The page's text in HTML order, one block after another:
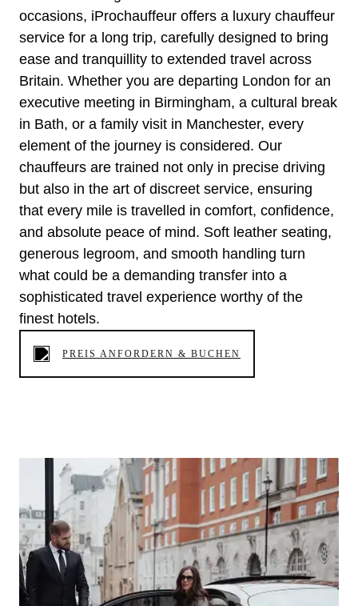
occasions, iProchauffeur offers a luxury chauffeur
service for a long trip, carefully designed to bring
ease and tranquillity to extended travel across
Britain. Whether you are departing London for an
executive meeting in Birmingham, a cultural break
in Bath, or a family visit in Manchester, every
element of the journey is considered. Our
chauffeurs are trained not only in precise driving
but also in the art of discreet service, ensuring
that every mile is travelled in comfort, confidence,
and absolute peace of mind. Soft leather seating,
generous legroom, and smooth handling turn
what could be a demanding transfer into a
sophisticated travel experience worthy of the
finest hotels.
PREIS ANFORDERN & BUCHEN